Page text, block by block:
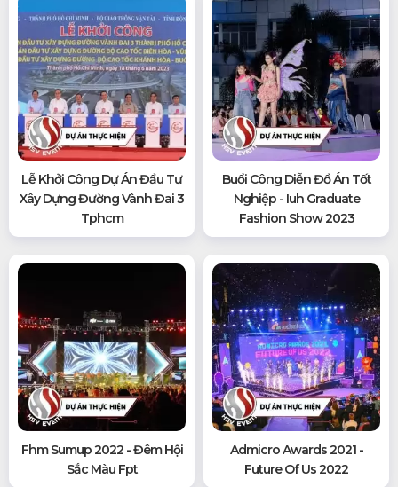
Lễ Khởi Công Dự Án Đầu Tư
Xây Dựng Đường Vành Đai 3
Tphcm
Buổi Công Diễn Đồ Án Tốt
Nghiệp - Iuh Graduate
Fashion Show 2023
Fhm Sumup 2022 - Đêm Hội
Sắc Màu Fpt
Admicro Awards 2021 -
Future Of Us 2022